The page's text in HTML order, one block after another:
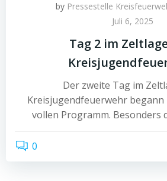
by Pressestelle
Juli 6, 2025
Tag 2 im
Der zweite Tag im
Kreisjugendfeuerwehr begann
vollen Programm. Besonders
0